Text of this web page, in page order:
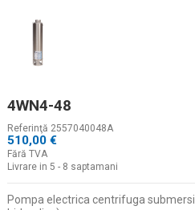
4WN4-48
Referinţă 2557040048A
510,00 €
Fără TVA
Livrare in 5 - 8 saptamani
Pompa electrica centrifuga